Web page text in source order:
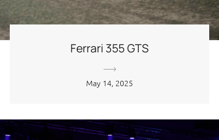
Ferrari 355 GTS
May 14, 2025